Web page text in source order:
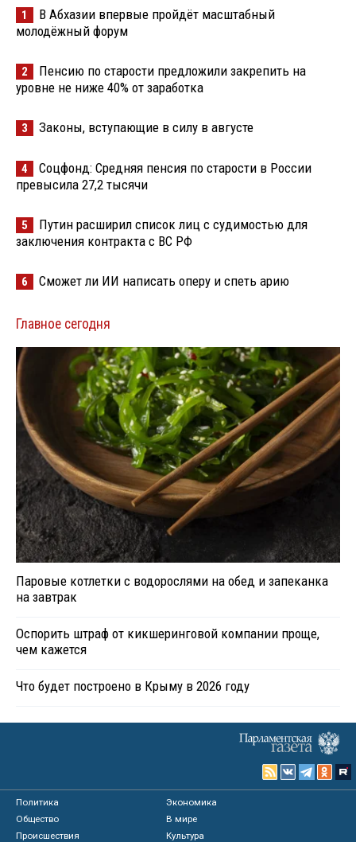
1
В Абхазии впервые пройдёт масштабный
молодёжный форум
2
Пенсию по старости предложили закрепить на
уровне не ниже 40% от заработка
3 Законы, вступающие в силу в августе
4
Соцфонд: Средняя пенсия по старости в России
превысила 27,2 тысячи
5
Путин расширил список лиц с судимостью для
заключения контракта с ВС РФ
6 Сможет ли ИИ написать оперу и спеть арию
Главное сегодня
Паровые котлетки с водорослями на обед и запеканка
на завтрак
Оспорить штраф от кикшеринговой компании проще,
чем кажется
Что будет построено в Крыму в 2026 году
Политика
Экономика
Общество
В мире
Происшествия
Культура